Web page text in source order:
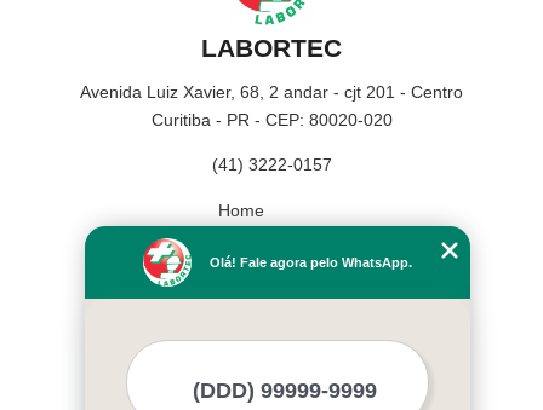
LABORTEC
Avenida Luiz Xavier, 68, 2 andar - cjt 201 - Centro
Curitiba - PR - CEP: 80020-020
(41) 3222-0157
Home
Missão
Olá! Fale agora pelo WhatsApp.